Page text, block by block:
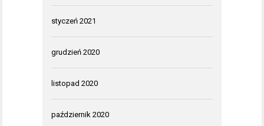
styczeń 2021
grudzień 2020
listopad 2020
październik 2020